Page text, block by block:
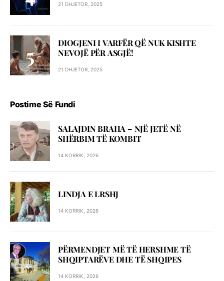
21 DHJETOR, 2025
DIOGJENI I VARFËR QË NUK KISHTE
NEVOJË PËR ASGJË!
21 DHJETOR, 2025
Postime Së Fundi
SALAJDIN BRAHA – NJЁ JETЁ NЁ
SHЁRBIM TЁ KOMBIT
14 KORRIK, 2026
LINDJA E LRSHJ
14 KORRIK, 2026
PËRMENDJET MË TË HERSHME TË
SHQIPTARËVE DHE TË SHQIPES
14 KORRIK, 2026